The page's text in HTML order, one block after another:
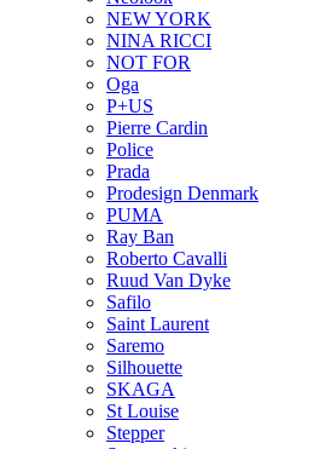
NEW YORK
NINA RICCI
NOT FOR
Oga
P+US
Pierre Cardin
Police
Prada
Prodesign Denmark
PUMA
Ray Ban
Roberto Cavalli
Ruud Van Dyke
Safilo
Saint Laurent
Saremo
Silhouette
SKAGA
St Louise
Stepper